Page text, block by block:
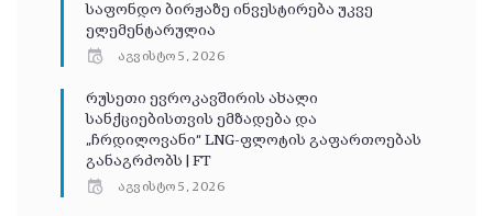
საფონდო ბირჟაზე ინვესტირება უკვე
ელემენტარულია
აგვისტო 5, 2026
რუსეთი ევროკავშირის ახალი
სანქციებისთვის ემზადება და
„ჩრდილოვანი“ LNG-ფლოტის გაფართოებას
განაგრძობს | FT
აგვისტო 5, 2026